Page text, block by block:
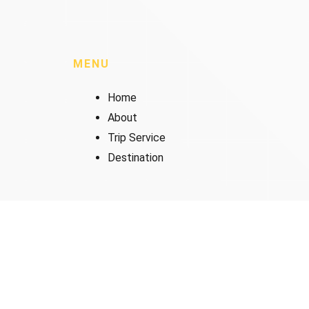
MENU
Home
About
Trip Service
Destination